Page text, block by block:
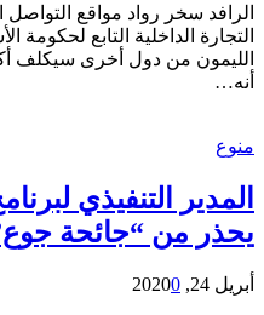
الرافد سخر رواد مواقع
التجارة الداخلية التابع لحكومة
الليمون من دول أخرى سيكلف
أنه…
منوع
المدير التنفيذي
يحذر من “جائحة
أبريل 24, 2020 0